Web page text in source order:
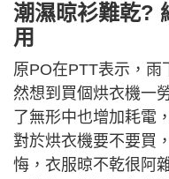
潮濕晾衫難乾?
用
原PO在PTT表示，雨
然想到買個烘衣機一
了無形中也增加耗電
對於烘衣機要不要買
悔，衣服晾不乾很阿